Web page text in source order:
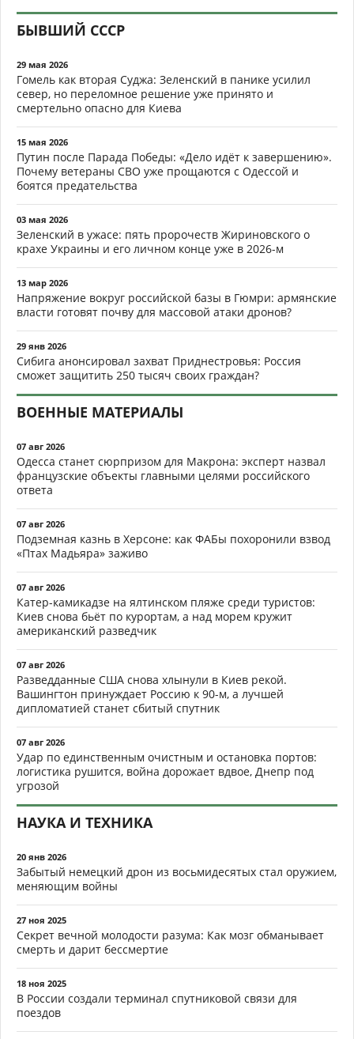
БЫВШИЙ СССР
29 мая 2026
Гомель как вторая Суджа: Зеленский в панике усилил
север, но переломное решение уже принято и
смертельно опасно для Киева
15 мая 2026
Путин после Парада Победы: «Дело идёт к завершению».
Почему ветераны СВО уже прощаются с Одессой и
боятся предательства
03 мая 2026
Зеленский в ужасе: пять пророчеств Жириновского о
крахе Украины и его личном конце уже в 2026-м
13 мар 2026
Напряжение вокруг российской базы в Гюмри: армянские
власти готовят почву для массовой атаки дронов?
29 янв 2026
Сибига анонсировал захват Приднестровья: Россия
сможет защитить 250 тысяч своих граждан?
ВОЕННЫЕ МАТЕРИАЛЫ
07 авг 2026
Одесса станет сюрпризом для Макрона: эксперт назвал
французские объекты главными целями российского
ответа
07 авг 2026
Подземная казнь в Херсоне: как ФАБы похоронили взвод
«Птах Мадьяра» заживо
07 авг 2026
Катер-камикадзе на ялтинском пляже среди туристов:
Киев снова бьёт по курортам, а над морем кружит
американский разведчик
07 авг 2026
Разведданные США снова хлынули в Киев рекой.
Вашингтон принуждает Россию к 90-м, а лучшей
дипломатией станет сбитый спутник
07 авг 2026
Удар по единственным очистным и остановка портов:
логистика рушится, война дорожает вдвое, Днепр под
угрозой
НАУКА И ТЕХНИКА
20 янв 2026
Забытый немецкий дрон из восьмидесятых стал оружием,
меняющим войны
27 ноя 2025
Секрет вечной молодости разума: Как мозг обманывает
смерть и дарит бессмертие
18 ноя 2025
В России создали терминал спутниковой связи для
поездов